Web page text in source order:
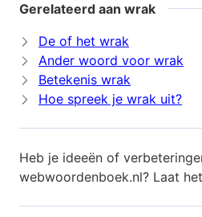
Gerelateerd aan wrak
De of het wrak
Ander woord voor wrak
Betekenis wrak
Hoe spreek je wrak uit?
Heb je ideeën of
webwoordenboek.nl? Laat